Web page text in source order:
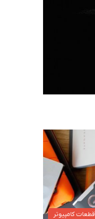
قطعات کامپیوتر